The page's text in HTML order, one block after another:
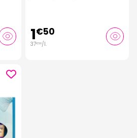
1€50
37€50/l.